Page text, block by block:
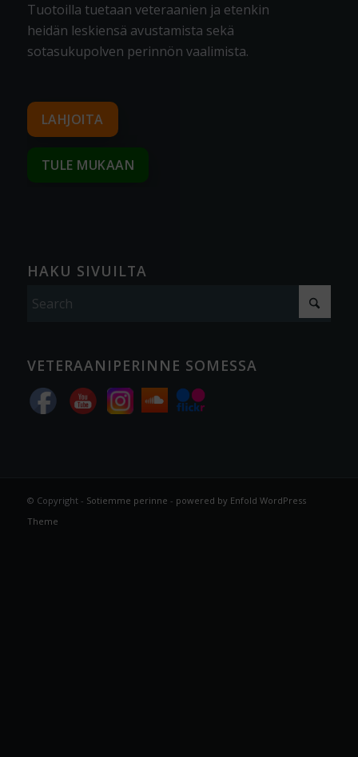
Tuotoilla tuetaan veteraanien ja etenkin
heidän leskiensä avustamista sekä
sotasukupolven perinnön vaalimista.
LAHJOITA
TULE MUKAAN
HAKU SIVUILTA
VETERAANIPERINNE SOMESSA
© Copyright - Sotiemme perinne - powered by Enfold WordPress
Theme